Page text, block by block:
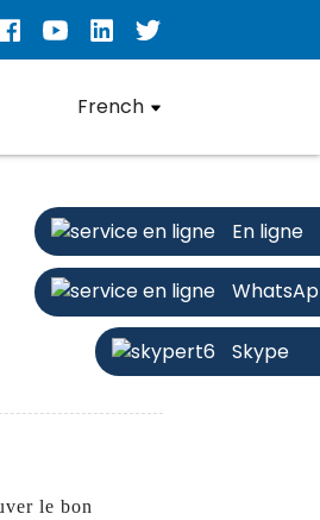
French
En ligne
Skype
le bon